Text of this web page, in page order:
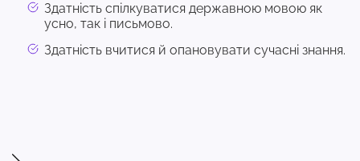
Здатність спілкуватися державною мовою як
усно, так і письмово.
Здатність вчитися й опановувати сучасні знання.